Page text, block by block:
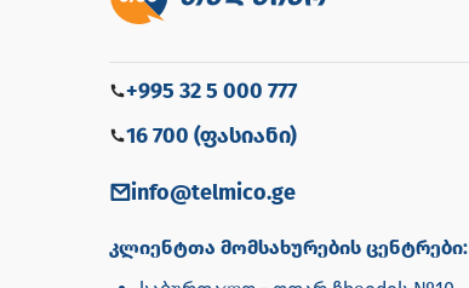
+995 32 5 000 777
16 700 (ფასიანი)
info@telmico.ge
კლიენტთა მომსახურების ცენტრები: